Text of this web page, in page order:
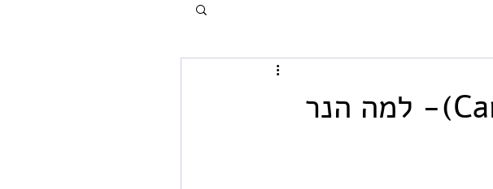
התקרשות נר (Candle Frosting)- למה הנר